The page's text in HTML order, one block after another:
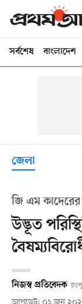
সর্বশেষ বাংলাদেশ
জেলা
জি এম কাদেরের
উদ্ভূত
নিজস্ব প্রতিবেদক